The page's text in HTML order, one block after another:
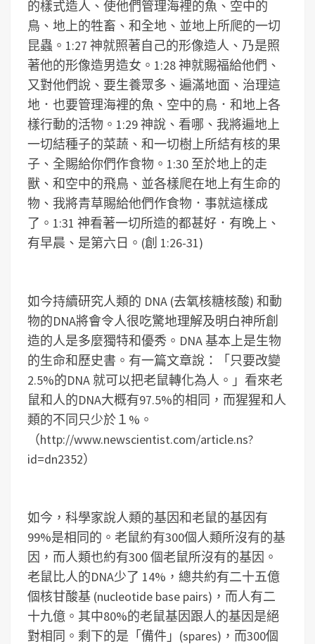
的樣式造人、使他們管理海裡的魚、空中的
鳥、地上的牲畜、和全地、並地上所爬的一切
昆蟲。1:27 神就照著自己的形像造人、乃是照
著他的形像造男造女。1:28 神就賜福給他們、
又對他們說、要生養眾多、遍滿地面、治理這
地．也要管理海裡的魚、空中的鳥．和地上各
樣行動的活物。1:29 神說、看哪、我將遍地上
一切結種子的菜蔬、和一切樹上所結有核的果
子、全賜給你們作食物。1:30 至於地上的走
獸、和空中的飛鳥、並各樣爬在地上有生命的
物、我將青草賜給他們作食物．事就這樣成
了。1:31 神看著一切所造的都甚好．有晚上、
有早晨、是第六日。(創 1:26-31)
如今持續研究人類的 DNA (去氧核糖核酸) 和動
物的DNA將會令人很吃驚地理解及明白神所創
造的人是多麼獨特和優秀。DNA 基本上是生物
的生命和歷史書。有一篇文章說：「只要改變
2.5%的DNA 就可以把老鼠轉化為人。」看來老
鼠和人的DNA大概有97.5%的相同，而猩猩和人
類的不同只少於１%。
（http://www.newscientist.com/article.ns?
id=dn2352）
如今，科學家說人類的基因和老鼠的基因有
99%是相同的。老鼠約有300個人類所沒有的基
因，而人類也約有300 個老鼠所沒有的基因。
老鼠比人的DNA少了 14%，總共約有二十五億
個核甘酸基 (nucleotide base pairs)，而人有二
十九億。其中80%的老鼠基因跟人的基因是絕
對相同。剩下的是「備件」(spares)，而300個